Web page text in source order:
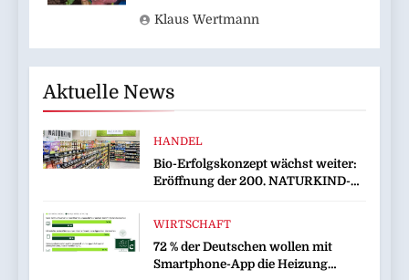
Klaus Wertmann
Aktuelle News
HANDEL
Bio-Erfolgskonzept wächst weiter:
Eröffnung der 200. NATURKIND-
WIRTSCHAFT
72 % der Deutschen wollen mit
Smartphone-App die Heizung